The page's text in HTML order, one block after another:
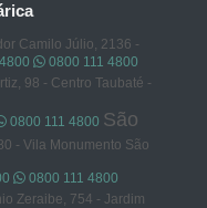
Camilo Júlio, 2136 -
0800 111 4800
98 - Centro Taubaté -
0800 111 4800 São
- Vila Monumento São
0800 111 4800
Zeraibe, 754 - Jardim